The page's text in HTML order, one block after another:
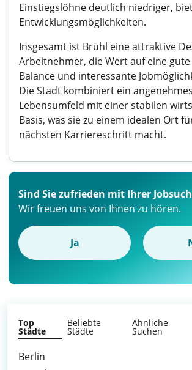
Einstiegslöhne deutlich niedriger,
Entwicklungsmöglichkeiten.
Insgesamt ist Brühl eine attraktive
Arbeitnehmer, die Wert auf eine gute
Balance und interessante
Die Stadt kombiniert ein angenehmes
Lebensumfeld mit einer stabilen
Basis, was sie zu einem idealen Ort
nächsten Karriereschritt macht.
Sind Sie zufrieden mit Ihrer
Wir freuen uns von Ihnen zu hören.
Ja
Top
Städte
Beliebte
Städte
Ähnliche
Suchen
Berlin